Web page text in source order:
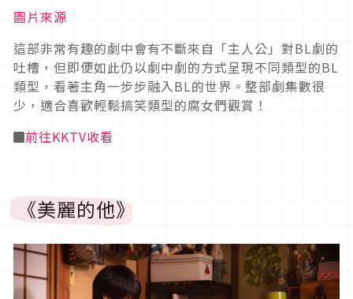
圖片來源
這部非常有趣的劇中會有不斷來自「主人公」對BL劇的
吐槽，但即便如此仍以劇中劇的方式呈現不同類型的BL
類型，看著主角一步步融入BL的世界。整部劇集數很
少，適合喜歡輕鬆搞笑類型的腐女們觀賞！
◼前往KKTV收看
《美麗的他》